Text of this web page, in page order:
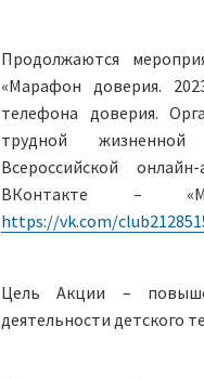
Продолжаются
«Марафон доверия.
телефона доверия.
трудной жизненной
Всероссийской
ВКонтакте –
https://vk.com/
Цель Акции –
деятельности детского